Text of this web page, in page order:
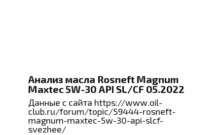
Анализ масла Rosneft Magnum
Maxtec 5W-30 API SL/CF 05.2022
Данные с сайта https://www.oil-
club.ru/forum/topic/59444-rosneft-
magnum-maxtec-5w-30-api-slcf-
svezhee/